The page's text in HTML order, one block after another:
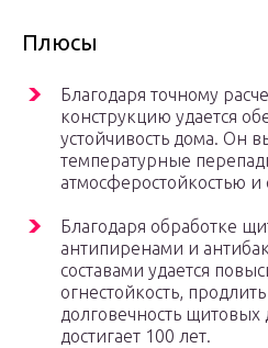
Плюсы
Благодаря точному
конструкцию удается
устойчивость дома. Он
температурные
атмосферостойкостью и
Благодаря обработке
антипиренами и
составами удается
огнестойкость,
долговечность щитовых
достигает 100 лет.